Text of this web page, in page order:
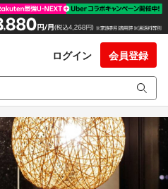
ログイン 会員登録